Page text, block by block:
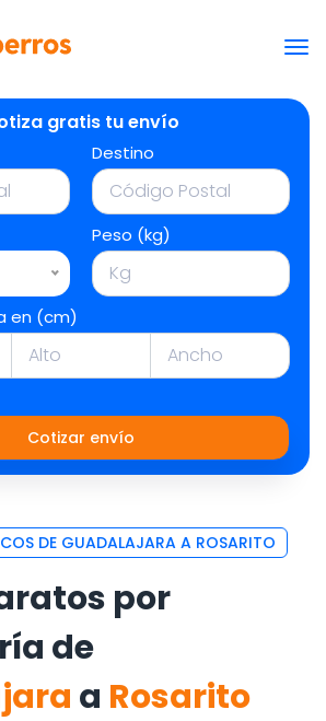
gratis tu envío
Destino
Peso (kg)
en (cm)
Cotizar envío
DE GUADALAJARA A ROSARITO
por
de
a Rosarito